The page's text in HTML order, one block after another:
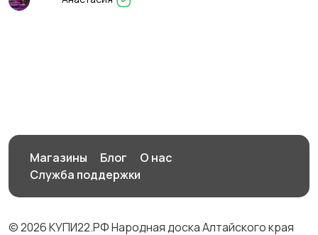
Сельское хозяйство
Туризм и гостиницы
Магазины Блог
О нас
Служба поддержки
© 2026 КУПИ22.РФ Народная доска Алтайского края